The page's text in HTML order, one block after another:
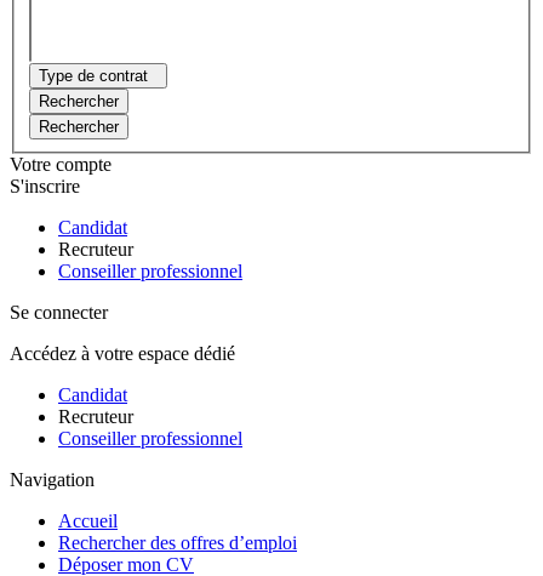
Type de contrat
Rechercher
Rechercher
Votre compte
S'inscrire
Candidat
Recruteur
Conseiller professionnel
Se connecter
Accédez à votre espace dédié
Candidat
Recruteur
Conseiller professionnel
Navigation
Accueil
Rechercher des offres d’emploi
Déposer mon CV